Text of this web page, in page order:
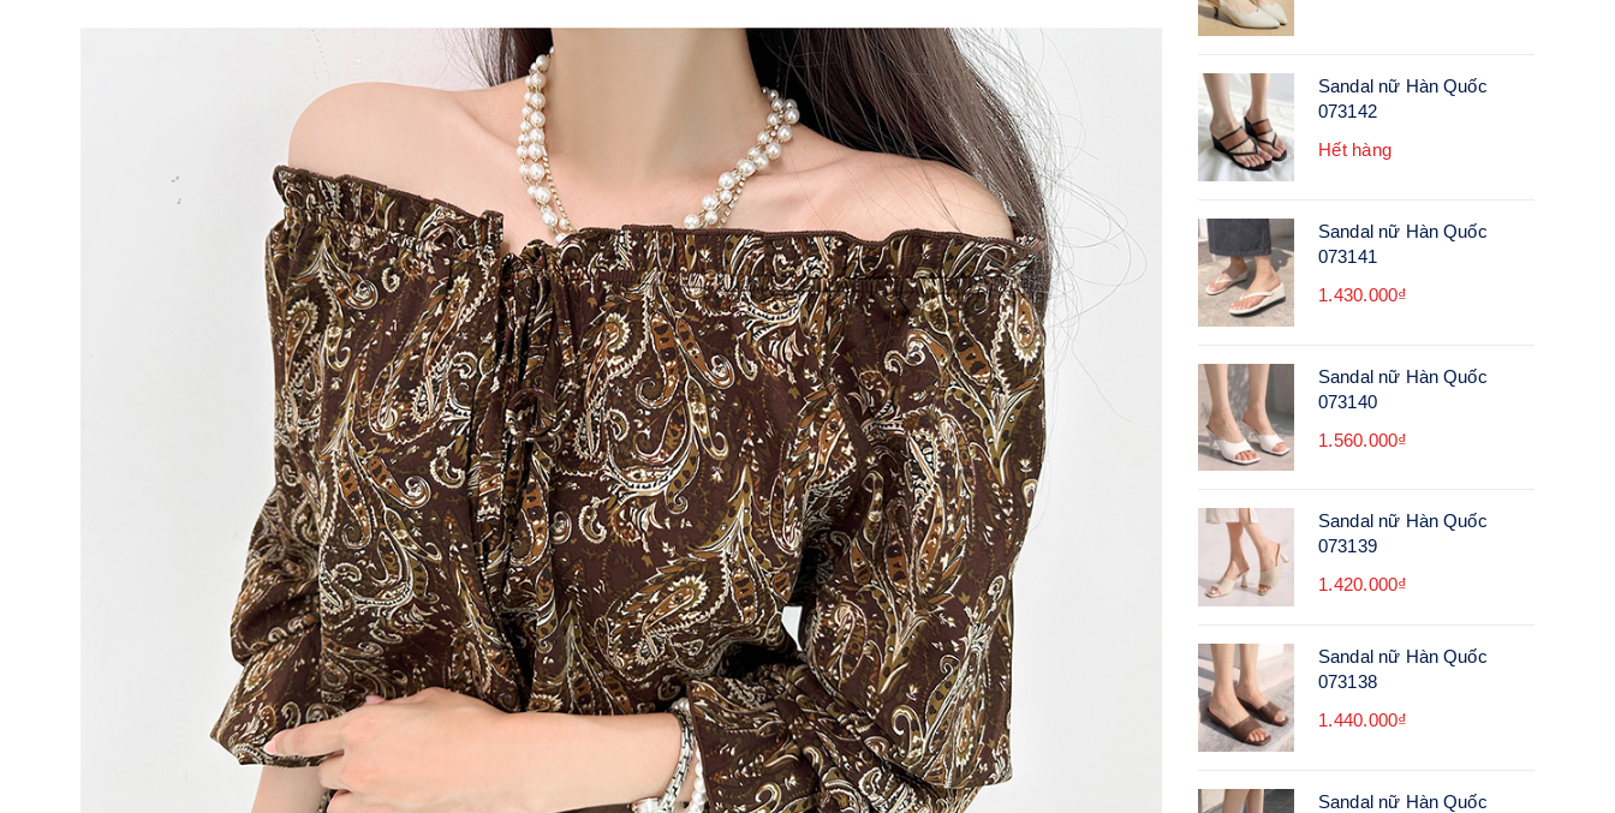
Sandal nữ Hàn Quốc
073142
Hết hàng
Sandal nữ Hàn Quốc
073141
1.430.000₫
Sandal nữ Hàn Quốc
073140
1.560.000₫
Sandal nữ Hàn Quốc
073139
1.420.000₫
Sandal nữ Hàn Quốc
073138
1.440.000₫
Sandal nữ Hàn Quốc